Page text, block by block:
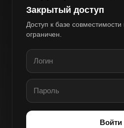
Закрытый доступ
Доступ к базе совместимости
ограничен.
Войти